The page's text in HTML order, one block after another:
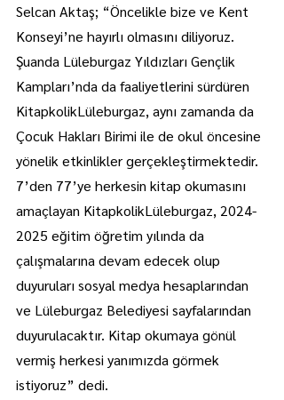
Selcan Aktaş; “Öncelikle bize ve Kent
Konseyi’ne hayırlı olmasını diliyoruz.
Şuanda Lüleburgaz Yıldızları Gençlik
Kampları’nda da faaliyetlerini sürdüren
KitapkolikLüleburgaz, aynı zamanda da
Çocuk Hakları Birimi ile de okul öncesine
yönelik etkinlikler gerçekleştirmektedir.
7’den 77’ye herkesin kitap okumasını
amaçlayan KitapkolikLüleburgaz, 2024-
2025 eğitim öğretim yılında da
çalışmalarına devam edecek olup
duyuruları sosyal medya hesaplarından
ve Lüleburgaz Belediyesi sayfalarından
duyurulacaktır. Kitap okumaya gönül
vermiş herkesi yanımızda görmek
istiyoruz” dedi.